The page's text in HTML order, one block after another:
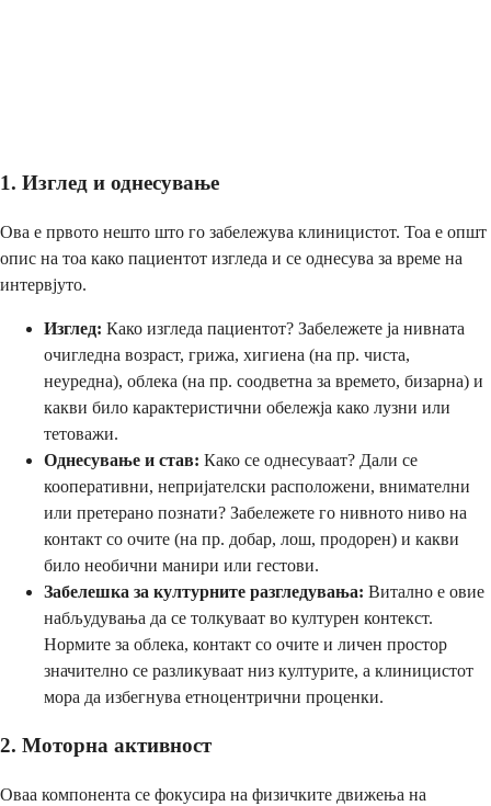
1. Изглед и однесување
Ова е првото нешто што го забележува клиницистот. Тоа е општ
опис на тоа како пациентот изгледа и се однесува за време на
интервјуто.
Изглед: Како изгледа пациентот? Забележете ја нивната
очигледна возраст, грижа, хигиена (на пр. чиста,
неуредна), облека (на пр. соодветна за времето, бизарна) и
какви било карактеристични обележја како лузни или
тетоважи.
Однесување и став: Како се однесуваат? Дали се
кооперативни, непријателски расположени, внимателни
или претерано познати? Забележете го нивното ниво на
контакт со очите (на пр. добар, лош, продорен) и какви
било необични манири или гестови.
Забелешка за културните разгледувања: Витално е овие
набљудувања да се толкуваат во културен контекст.
Нормите за облека, контакт со очите и личен простор
значително се разликуваат низ културите, а клиницистот
мора да избегнува етноцентрични проценки.
2. Моторна активност
Оваа компонента се фокусира на физичките движења на